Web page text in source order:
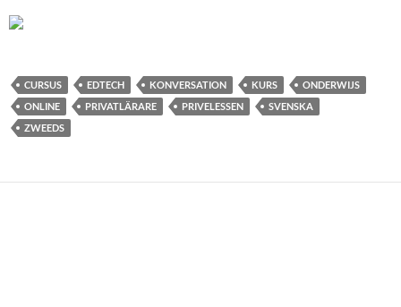
CURSUS EDTECH KONVERSATION KURS
ONDERWIJS
ONLINE
PRIVATLÄRARE PRIVELESSEN
SVENSKA
ZWEEDS